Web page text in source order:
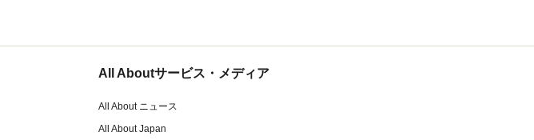
All Aboutサービス・メディア
All About ニュース
All About Japan